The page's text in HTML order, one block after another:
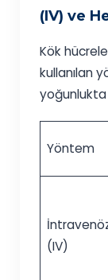
(IV) ve
Kök
kullanılan
yoğunlukta
Yöntem
(IV)